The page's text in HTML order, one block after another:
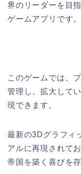
界のリーダーを目
ゲームアプリです。
このゲームでは、
管理し、拡大して
現できます。
最新の3Dグラフィ
アルに再現されて
帝国を築く喜びを